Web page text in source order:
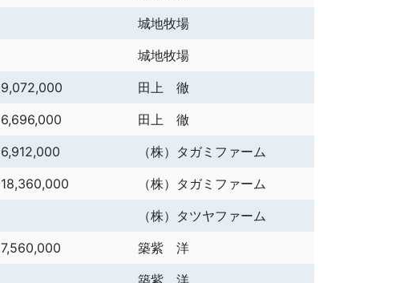
城地牧場
城地牧場
9,072,000
田上 徹
6,696,000
田上 徹
6,912,000
（株）タガミファーム
18,360,000
（株）タガミファーム
（株）タツヤファーム
7,560,000
築紫 洋
築紫 洋